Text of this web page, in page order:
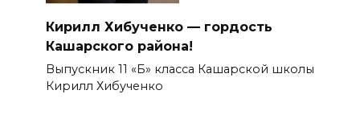
Кирилл Хибученко — гордость
Кашарского района!
Выпускник 11 «Б» класса Кашарской школы
Кирилл Хибученко